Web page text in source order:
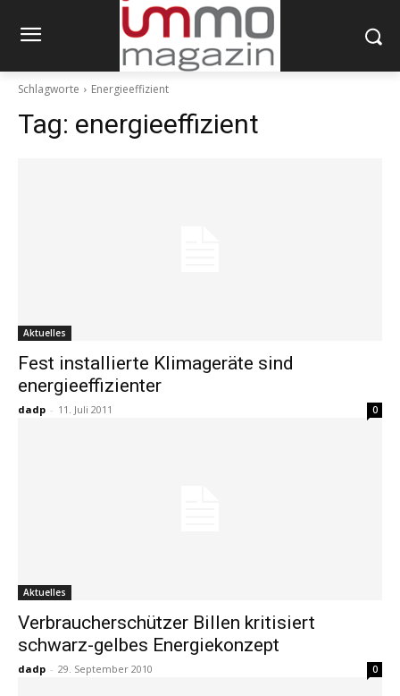
Schlagworte Energieeffizient
Tag: energieeffizient
Aktuelles
Fest installierte Klimageräte sind
energieeffizienter
dadp - 11. Juli 2011 0
Aktuelles
Verbraucherschützer Billen kritisiert
schwarz-gelbes Energiekonzept
dadp - 29. September 2010 0